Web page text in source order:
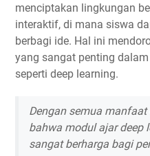
menciptakan lingkungan
interaktif, di mana siswa
berbagi ide. Hal ini
yang sangat penting
seperti deep learning.
Dengan semua
bahwa modul ajar deep
sangat berharga bagi